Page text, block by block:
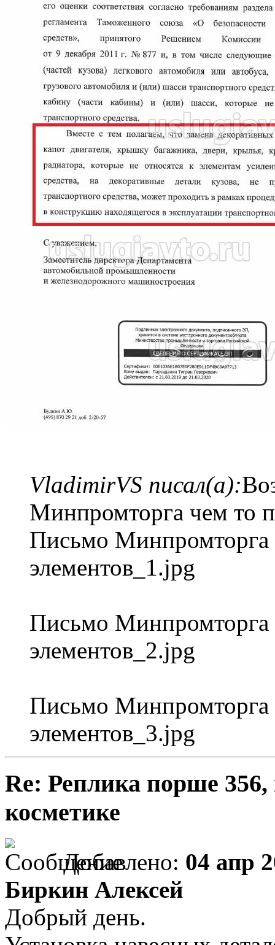
VladimirVS писал(а):
Минпромторга чем то
Письмо Минпромторга
элементов_1.jpg
Письмо Минпромторга
элементов_2.jpg
Письмо Минпромторга
элементов_3.jpg
Re: Реплика порше 356,
косметике
Добавлено: 04 апр
Биркин Алексей
Добрый день.